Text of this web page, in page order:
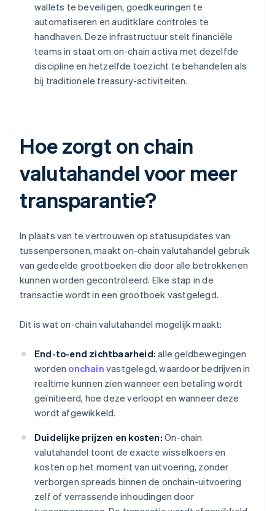
wallets te beveiligen, goedkeuringen te
automatiseren en auditklare controles te
handhaven. Deze infrastructuur stelt financiële
teams in staat om on-chain activa met dezelfde
discipline en hetzelfde toezicht te behandelen als
bij traditionele treasury-activiteiten.
Hoe zorgt on chain
valutahandel voor meer
transparantie?
In plaats van te vertrouwen op statusupdates van
tussenpersonen, maakt on-chain valutahandel gebruik
van gedeelde grootboeken die door alle betrokkenen
kunnen worden gecontroleerd. Elke stap in de
transactie wordt in een grootboek vastgelegd.
Dit is wat on-chain valutahandel mogelijk maakt:
End-to-end zichtbaarheid: alle geldbewegingen
worden onchain vastgelegd, waardoor bedrijven in
realtime kunnen zien wanneer een betaling wordt
geïnitieerd, hoe deze verloopt en wanneer deze
wordt afgewikkeld.
Duidelijke prijzen en kosten: On-chain
valutahandel toont de exacte wisselkoers en
kosten op het moment van uitvoering, zonder
verborgen spreads binnen de onchain-uitvoering
zelf of verrassende inhoudingen door